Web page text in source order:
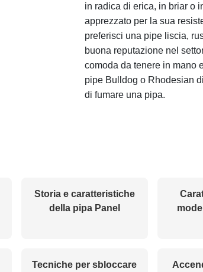
in radica di erica, in briar o
apprezzato per la sua
preferisci una pipe liscia,
buona reputazione nel
comoda da tenere in mano
pipe Bulldog o Rhodesian
di fumare una pipa.
Storia e caratteristiche
della pipa Panel
Tecniche per sbloccare